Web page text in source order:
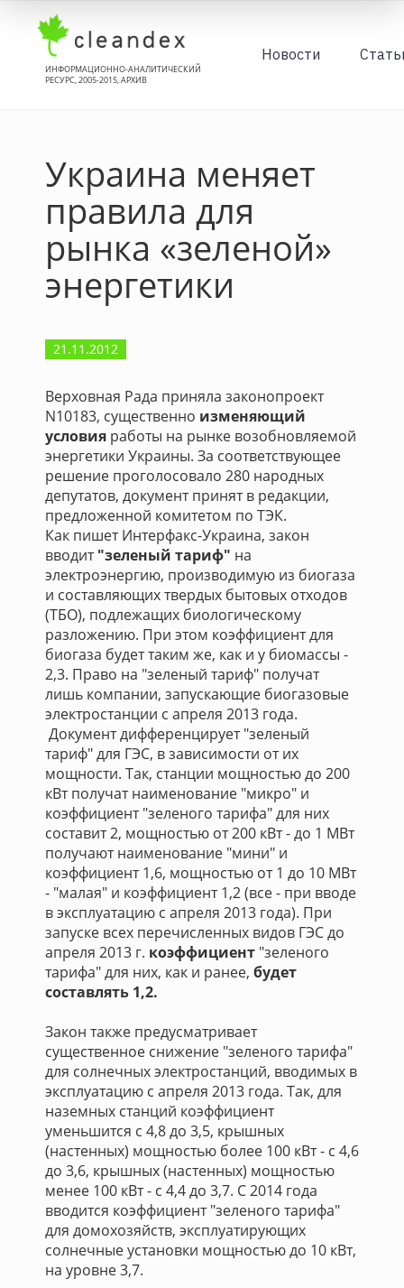
ИНФОРМАЦИОННО-АНАЛИТИЧЕСКИЙ
РЕСУРС, 2005-2015, АРХИВ
Новости
Украина меняет
правила для
рынка «зеленой»
энергетики
21.11.2012
Верховная Рада приняла законопроект
N10183, существенно изменяющий
условия работы на рынке возобновляемой
энергетики Украины. За соответствующее
решение проголосовало 280 народных
депутатов, документ принят в редакции,
предложенной комитетом по ТЭК.
Как пишет Интерфакс-Украина, закон
вводит"зеленый тариф" на
электроэнергию, производимую из биогаза
и составляющих твердых бытовых отходов
(ТБО), подлежащих биологическому
разложению. При этом коэффициент для
биогаза будет таким же, как и у биомассы -
2,3. Право на "зеленый тариф" получат
лишь компании, запускающие биогазовые
электростанции с апреля 2013 года.
Документ дифференцирует "зеленый
тариф" для ГЭС, в зависимости от их
мощности. Так, станции мощностью до 200
кВт получат наименование "микро" и
коэффициент "зеленого тарифа" для них
составит 2, мощностью от 200 кВт - до 1 МВт
получают наименование "мини" и
коэффициент 1,6, мощностью от 1 до 10 МВт
- "малая" и коэффициент 1,2 (все - при вводе
в эксплуатацию с апреля 2013 года). При
запуске всех перечисленных видов ГЭС до
апреля 2013 г. коэффициент "зеленого
тарифа" для них, как и ранее, будет
составлять 1,2.
Закон также предусматривает
существенное снижение "зеленого тарифа"
для солнечных электростанций, вводимых в
эксплуатацию с апреля 2013 года. Так, для
наземных станций коэффициент
уменьшится с 4,8 до 3,5, крышных
(настенных) мощностью более 100 кВт - с 4,6
до 3,6, крышных (настенных) мощностью
менее 100 кВт - с 4,4 до 3,7. С 2014 года
вводится коэффициент "зеленого тарифа"
для домохозяйств, эксплуатирующих
солнечные установки мощностью до 10 кВт,
на уровне 3,7.